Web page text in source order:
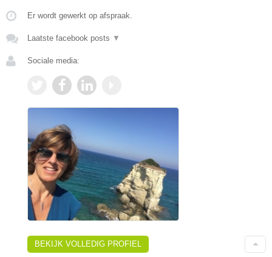
Er wordt gewerkt op afspraak.
Laatste facebook posts ▼
Sociale media:
BEKIJK VOLLEDIG PROFIEL